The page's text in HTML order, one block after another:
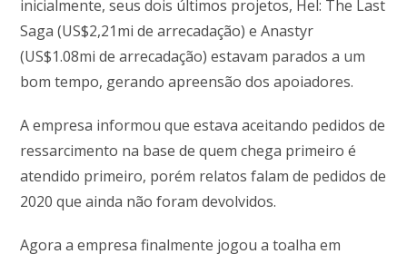
inicialmente, seus dois últimos projetos, Hel: The Last
Saga (US$2,21mi de arrecadação) e Anastyr
(US$1.08mi de arrecadação) estavam parados a um
bom tempo, gerando apreensão dos apoiadores.
A empresa informou que estava aceitando pedidos de
ressarcimento na base de quem chega primeiro é
atendido primeiro, porém relatos falam de pedidos de
2020 que ainda não foram devolvidos.
Agora a empresa finalmente jogou a toalha em